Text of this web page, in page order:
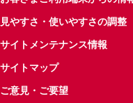
見やすさ・使いやすさの調整
サイトメンテナンス情報
サイトマップ
ご意見・ご要望